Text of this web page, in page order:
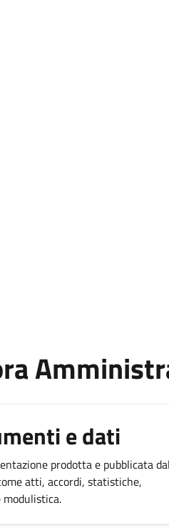
e dati
prodotta e pubblicata dal
atti, accordi, statistiche,